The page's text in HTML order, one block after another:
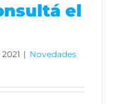
el
| Novedades